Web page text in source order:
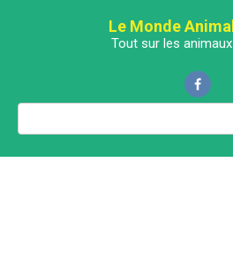
Le Monde Animal
Tout sur les animaux
Поиск: